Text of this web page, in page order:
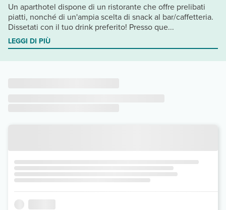
Un aparthotel dispone di un ristorante che offre prelibati
piatti, nonché di un'ampia scelta di snack al bar/caffetteria.
Dissetati con il tuo drink preferito! Presso que...
LEGGI DI PIÙ